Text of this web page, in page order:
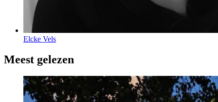
Elcke Vels
Meest gelezen